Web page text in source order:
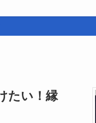
たい！縁